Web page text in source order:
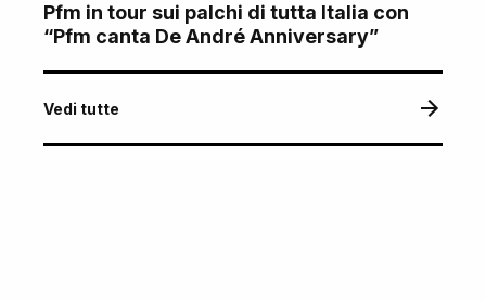
Pfm in tour sui palchi di tutta Italia con
“Pfm canta De André Anniversary”
Vedi tutte